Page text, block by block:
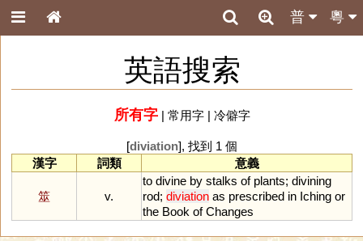
粵
普
英語搜索
所有字| 常用字| 冷僻字
[diviation], 找到 1 個
漢字
詞類 意義
筮 v.
to divine by stalks of plants; divining
rod; diviation as prescribed in Iching or
the Book of Changes